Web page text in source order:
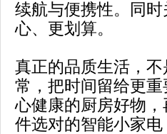
续航与便携性。同
心、更划算。
真正的品质生活，
常，把时间留给更
心健康的厨房好物
件选对的智能小家